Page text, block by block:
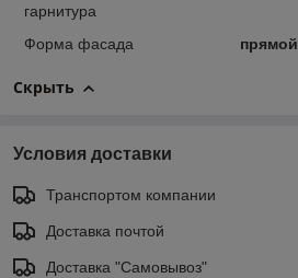
гарнитура
Форма фасада прямой
Скрыть
Условия доставки
Транспортом компании
Доставка почтой
Доставка "Самовывоз"